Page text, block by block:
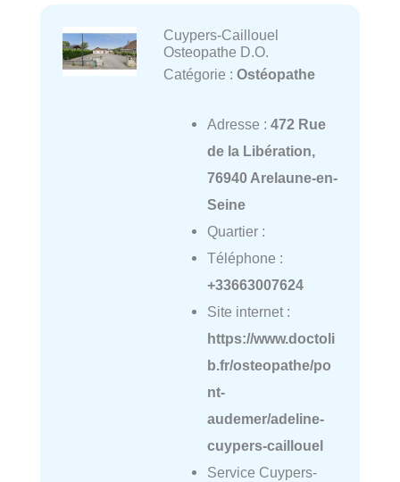
Cuypers-Caillouel
Osteopathe D.O.
Catégorie : Ostéopathe
Adresse : 472 Rue
de la Libération,
76940 Arelaune-en-
Seine
Quartier :
Téléphone :
+33663007624
Site internet :
https://www.doctoli
b.fr/osteopathe/po
nt-
audemer/adeline-
cuypers-caillouel
Service Cuypers-